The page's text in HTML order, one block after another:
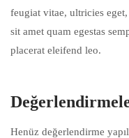
feugiat vitae, ultricies
sit amet quam egestas
placerat eleifend leo.
Henüz değerlendirme